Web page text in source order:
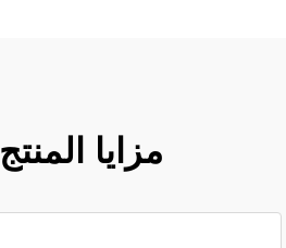
مزايا المنتج